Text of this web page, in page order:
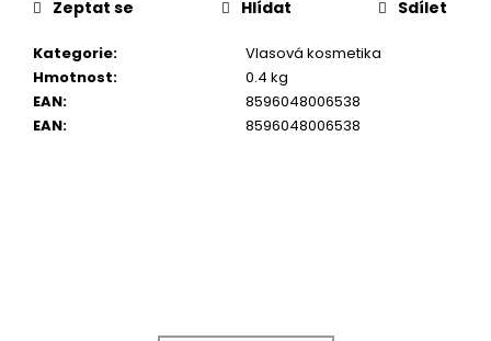
Kategorie:
Vlasová kosmetika
Hmotnost:
0.4 kg
EAN:
8596048006538
EAN: 8596048006538
Zeptat se Hlídat Sdílet
Kč